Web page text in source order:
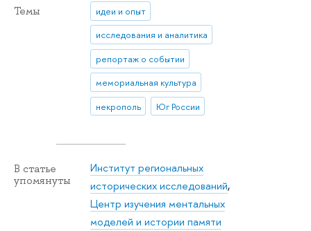
Темы
идеи и опыт
исследования и аналитика
репортаж о событии
мемориальная культура
некрополь
Юг России
В статье
упомянуты
Институт региональных
исторических исследований,
Центр изучения ментальных
моделей и истории памяти